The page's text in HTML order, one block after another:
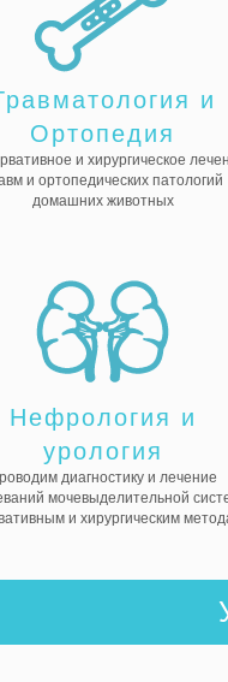
и
Ортопедия
и хирургическое
и ортопедических патологий
домашних животных
Нефрология и
урология
диагностику и лечение
мочевыделительной
и хирургическим